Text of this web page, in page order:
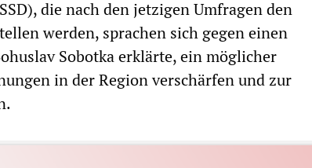
die nach den jetzigen Umfragen den
werden, sprachen sich gegen einen
Sobotka erklärte, ein möglicher
in der Region verschärfen und zur